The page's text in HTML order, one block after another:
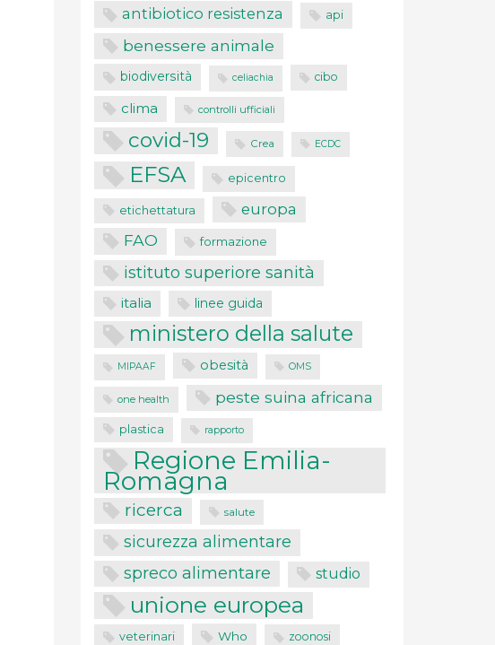
antibiotico resistenza api
benessere animale
biodiversità celiachia cibo
clima controlli ufficiali
covid-19 Crea ECDC
EFSA epicentro
etichettatura europa
FAO formazione
istituto superiore sanità
italia linee guida
ministero della salute
MIPAAF obesità OMS
one health peste suina africana
plastica rapporto
Regione Emilia-
Romagna
ricerca salute
sicurezza alimentare
spreco alimentare studio
unione europea
veterinari Who zoonosi